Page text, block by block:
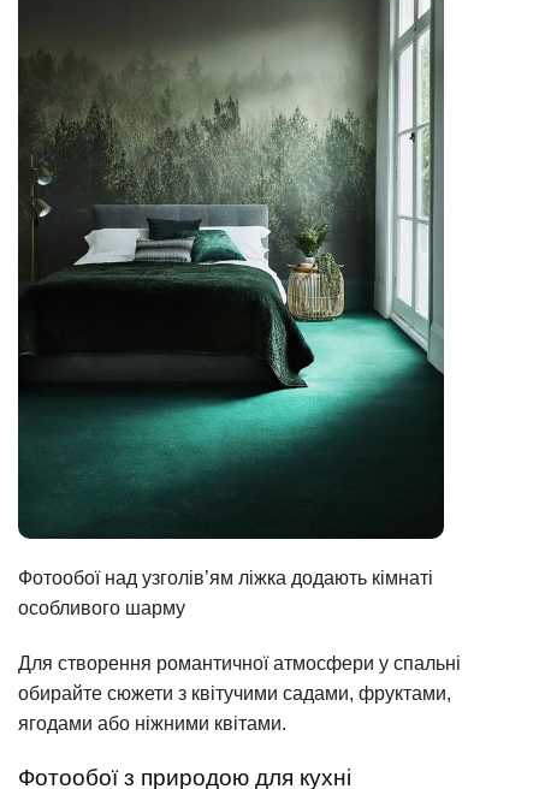
Фотообої над узголів’ям ліжка додають кімнаті
особливого шарму
Для створення романтичної атмосфери у спальні
обирайте сюжети з квітучими садами, фруктами,
ягодами або ніжними квітами.
Фотообої з природою для кухні